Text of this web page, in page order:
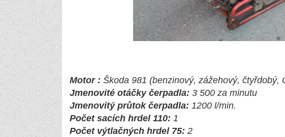
Motor : Škoda 981 (benzinový, zážehový,
Jmenovité otáčky čerpadla: 3 500 za minutu
Jmenovitý průtok čerpadla: 1200 l/min.
Počet sacích hrdel 110: 1
Počet výtlačných hrdel 75: 2